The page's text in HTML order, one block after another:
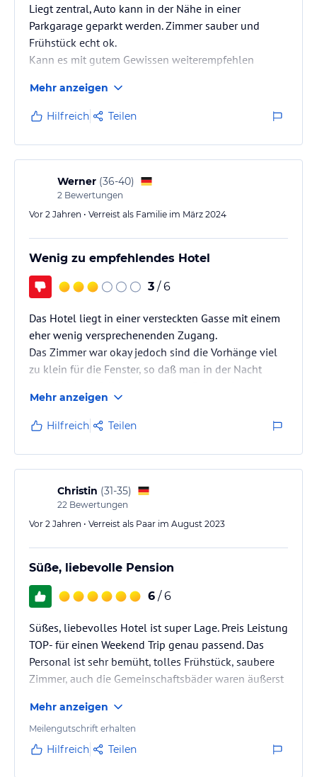
Liegt zentral, Auto kann in der Nähe in einer
Parkgarage geparkt werden. Zimmer sauber und
Frühstück echt ok.
Kann es mit gutem Gewissen weiterempfehlen
Mehr anzeigen
Hilfreich Teilen
Werner (36-40)
2 Bewertungen
Vor 2 Jahren • Verreist als Familie im März 2024
Wenig zu empfehlendes Hotel
3 / 6
Das Hotel liegt in einer versteckten Gasse mit einem
eher wenig versprechenenden Zugang.
Das Zimmer war okay jedoch sind die Vorhänge viel
zu klein für die Fenster, so daß man in der Nacht
Treppenhaus durch einen Geräuschpegel geweckt,
wobei dem Verursacher durchaus Mutwilligkeit
unterstellt werden kann.
Mehr anzeigen
Hilfreich Teilen
Christin (31-35)
22 Bewertungen
Vor 2 Jahren • Verreist als Paar im August 2023
Süße, liebevolle Pension
6 / 6
Süßes, liebevolles Hotel ist super Lage. Preis Leistung
TOP- für einen Weekend Trip genau passend. Das
Personal ist sehr bemüht, tolles Frühstück, saubere
Zimmer, auch die Gemeinschaftsbäder waren äußerst
Mehr anzeigen
Meilengutschrift erhalten
Hilfreich Teilen